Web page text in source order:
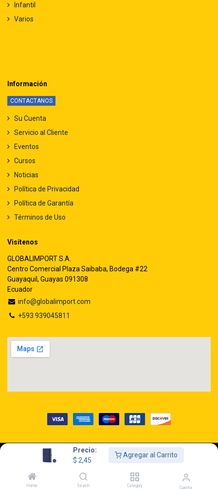
Precio:
$ 2,45
Agregar al Carrito
Home Search Category Cuenta
Infantil
Varios
Información
CONTACTANOS
Su Cuenta
Servicio al Cliente
Eventos
Cursos
Noticias
Política de Privacidad
Política de Garantía
Términos de Uso
Visítenos
GLOBALIMPORT S.A.
Centro Comercial Plaza Saibaba, Bodega #22
Guayaquil, Guayas 091308
Ecuador
info@globalimport.com
+593 939045811
Copyright © GLOBALIMPORT S.A.